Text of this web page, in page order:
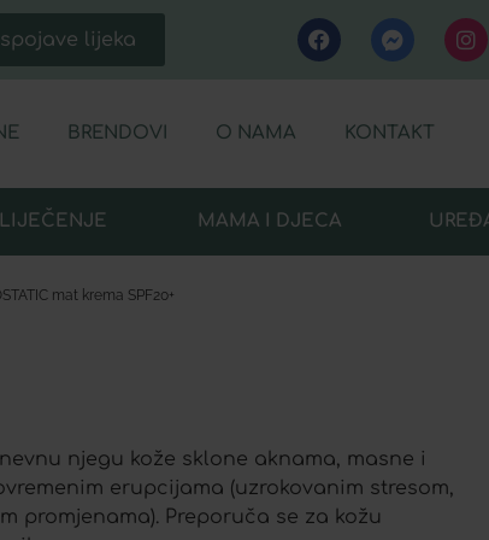
lijeka
BRENDOVI O NAMA KONTAKT
MAMA I DJECA
mat krema SPF20+
njegu kože sklone aknama, masne i
erupcijama (uzrokovanim stresom,
promjenama). Preporuča se za kožu